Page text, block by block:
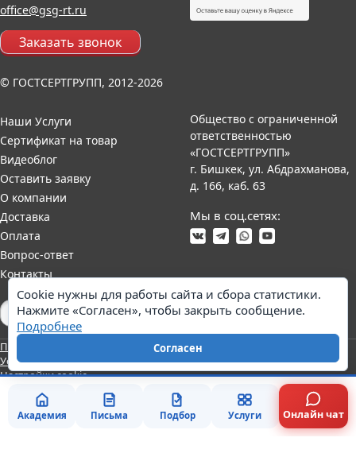
Академия Письма Подбор Услуги Онлайн чат
office@gsg-rt.ru
Заказать звонок
© ГОСТСЕРТГРУПП, 2012-2026
Наши Услуги
Сертификат на товар
Видеоблог
Оставить заявку
О компании
Доставка
Оплата
Вопрос-ответ
Контакты
Общество с ограниченной
ответственностью
«ГОСТСЕРТГРУПП»
г. Бишкек, ул. Абдрахманова,
д. 166, каб. 63
Мы в соц.сетях:
Карта сайта
Политика персональных данныхСогласие на обработку данных
Условия оказания услугПретензии и возвратРеквизиты
Настройки cookie
Cookie нужны для работы сайта и сбора статистики.
Нажмите «Согласен», чтобы закрыть сообщение.
Подробнее
Согласен